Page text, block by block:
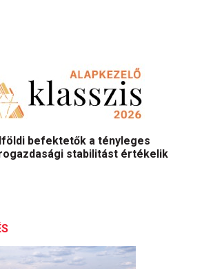
befektetők a tényleges
stabilitást értékelik